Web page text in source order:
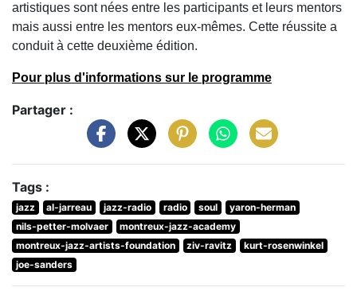
artistiques sont nées entre les participants et leurs mentors
mais aussi entre les mentors eux-mêmes. Cette réussite a
conduit à cette deuxième édition.
Pour plus d'informations sur le programme
Partager :
Tags :
jazz al-jarreau jazz-radio radio soul
yaron-herman
nils-petter-molvaer
montreux-jazz-academy
montreux-jazz-artists-foundation
ziv-ravitz
kurt-rosenwinkel
joe-sanders